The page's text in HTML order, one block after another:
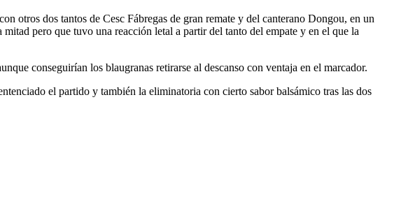
otros dos tantos de Cesc Fábregas de gran remate y del canterano Dongou, en un
pero que tuvo una reacción letal a partir del tanto del empate y en el que la
conseguirían los blaugranas retirarse al descanso con ventaja en el marcador.
el partido y también la eliminatoria con cierto sabor balsámico tras las dos